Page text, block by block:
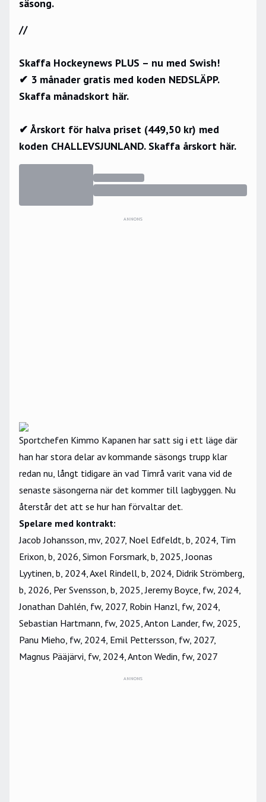
säsong.
//
Skaffa Hockeynews PLUS – nu med Swish!
✔ 3 månader gratis med koden NEDSLÄPP.
Skaffa månadskort här.
✔ Årskort för halva priset (449,50 kr) med
koden CHALLEVSJUNLAND. Skaffa årskort här.
ANNONS
Sportchefen Kimmo Kapanen har satt sig i ett läge där
han har stora delar av kommande säsongs trupp klar
redan nu, långt tidigare än vad Timrå varit vana vid de
senaste säsongerna när det kommer till lagbyggen. Nu
återstår det att se hur han förvaltar det.
Spelare med kontrakt:
Jacob Johansson, mv, 2027, Noel Edfeldt, b, 2024, Tim
Erixon, b, 2026, Simon Forsmark, b, 2025, Joonas
Lyytinen, b, 2024, Axel Rindell, b, 2024, Didrik Strömberg,
b, 2026, Per Svensson, b, 2025, Jeremy Boyce, fw, 2024,
Jonathan Dahlén, fw, 2027, Robin Hanzl, fw, 2024,
Sebastian Hartmann, fw, 2025, Anton Lander, fw, 2025,
Panu Mieho, fw, 2024, Emil Pettersson, fw, 2027,
Magnus Pääjärvi, fw, 2024, Anton Wedin, fw, 2027
ANNONS